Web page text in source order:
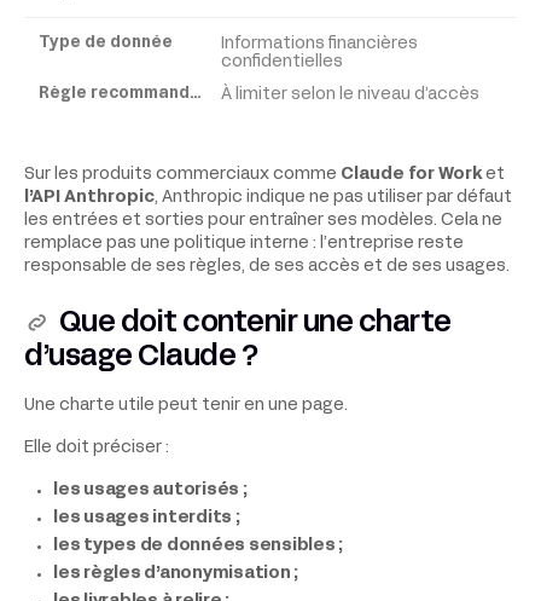
Informations financières
confidentielles
À limiter selon le niveau d’accès
Sur les produits commerciaux comme Claude for Worket
l’API Anthropic, Anthropic indique ne pas utiliser par défaut
les entrées et sorties pour entraîner ses modèles. Cela ne
remplace pas une politique interne : l’entreprise reste
responsable de ses règles, de ses accès et de ses usages.
Que doit contenir une charte
d’usage Claude ?
Une charte utile peut tenir en une page.
Elle doit préciser :
les usages autorisés ;
les usages interdits ;
les types de données sensibles ;
les règles d’anonymisation ;